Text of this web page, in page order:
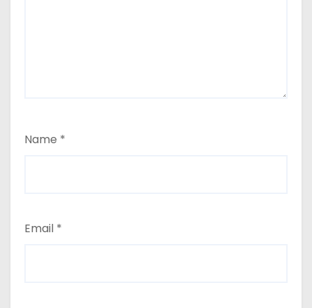
Name *
Email *